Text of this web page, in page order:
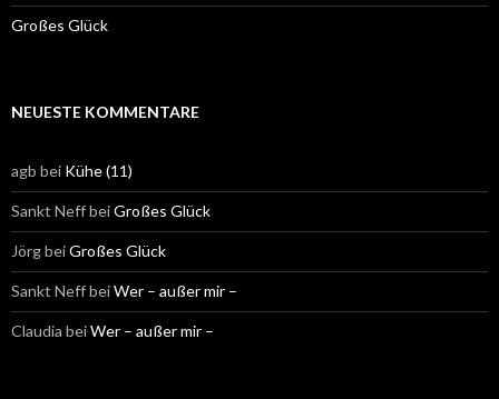
Großes Glück
NEUESTE KOMMENTARE
agb bei Kühe (11)
Sankt NeffbeiGroßes Glück
JörgbeiGroßes Glück
Sankt NeffbeiWer – außer mir –
Claudia beiWer – außer mir –